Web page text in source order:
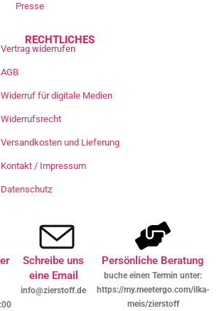
Presse
RECHTLICHES
Vertrag widerrufen
AGB
Widerruf für digitale Medien
Widerrufsrecht
Versandkosten und Lieferung
Kontakt / Impressum
Datenschutz
Schreibe uns
eine Email
info@zierstoff.de
Persönliche Beratung
buche einen Termin unter:
https://my.meetergo.com/ilka-
meis/zierstoff